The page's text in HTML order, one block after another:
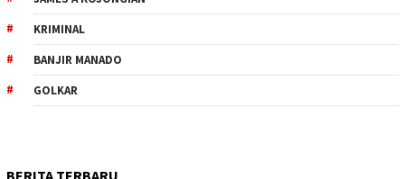
KRIMINAL
BANJIR MANADO
GOLKAR